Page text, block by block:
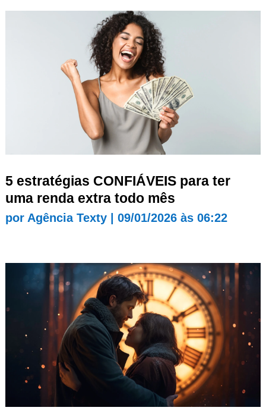
5 estratégias CONFIÁVEIS para ter
uma renda extra todo mês
por Agência Texty| 09/01/2026 às 06:22